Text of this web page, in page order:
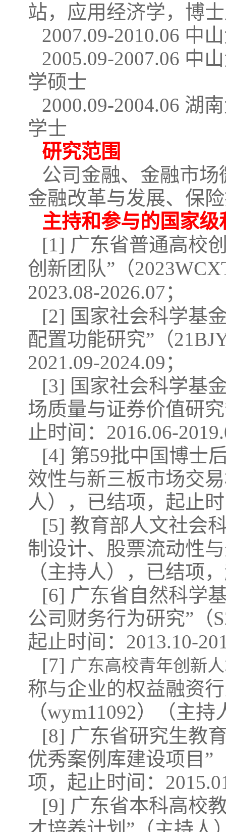
站，应用经济学，博
2007.09-2010.06 中
2005.09-2007.06 中
学硕士
2000.09-2004.06 湖
学士
研究范围
公司金融、金融市
金融改革与发展、保
主持和参与的国家
[1] 广东省普通高校
创新团队”（
2023.08-2026.07；
[2] 国家社会科学基
配置功能研究”（
2021.09-2024.09；
[3] 国家社会科学基
场质量与证券价值研
止时间：2016.06-
[4] 第59批中国博士
效性与新三板市场交
人），已结项，起止
[5] 教育部人文社会
制设计、股票流动性
（主持人），已结项
[6] 广东省自然科学
公司财务行为研究”（
起止时间：2013.10-
[7] 广东高校青年创新
称与企业的权益融资
（wym11092）（主持
[8] 广东省研究生教
优秀案例库建设项目”
项，起止时间：
[9] 广东省本科高校